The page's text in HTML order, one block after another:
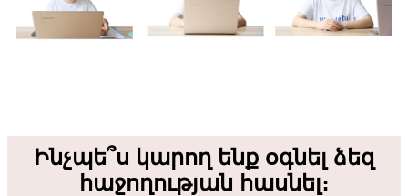
Ինչպե՞ս կարող ենք օգնել ձեզ
հաջողության հասնել։